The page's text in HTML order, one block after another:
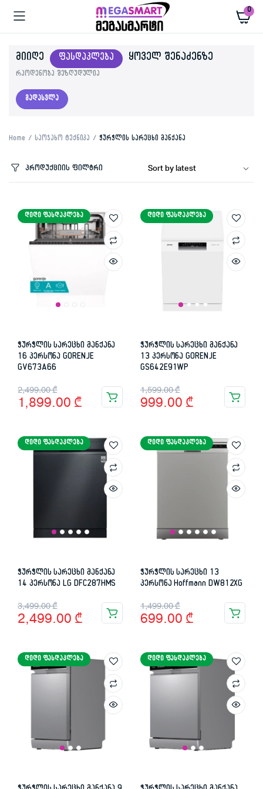
0
ᲛᲘᲘᲦᲔ ᲤᲐᲡᲓᲐᲙᲚᲔᲑᲐ ᲧᲝᲕᲔᲚ ᲨᲔᲜᲐᲫᲔᲜᲖᲔ
რაოდენობა შეზღუდულია
გადასვლა
Home საოჯახო ტექნიკა ჭურჭლის სარეცხი მანქანა
პროდუქციის ფილტრი
ᲓᲘᲓᲘ ᲤᲐᲡᲓᲐᲙᲚᲔᲑᲐ
ჭურჭლის სარეცხი მანქანა
16 პერსონა GORENJE
GV673A66
2,499.00₾
Original
price
2,499.00 ₾.
1,899.00 ₾
Current
price
1,899.00 ₾.
ᲓᲘᲓᲘ ᲤᲐᲡᲓᲐᲙᲚᲔᲑᲐ
ჭურჭლის სარეცხი მანქანა
13 პერსონა GORENJE
GS642E91WP
1,599.00₾
Original
price
1,599.00 ₾.
999.00 ₾
Current
price
999.00 ₾.
ᲓᲘᲓᲘ ᲤᲐᲡᲓᲐᲙᲚᲔᲑᲐ
ჭურჭლის სარეცხი მანქანა
14 პერსონა LG DFC287HMS
3,499.00₾
Original
price
3,499.00 ₾.
2,499.00 ₾
Current
price
2,499.00 ₾.
ᲓᲘᲓᲘ ᲤᲐᲡᲓᲐᲙᲚᲔᲑᲐ
ჭურჭლის სარეცხი 13
პერსონა Hoffmann DW812XG
1,499.00₾
Original
price
1,499.00 ₾.
699.00 ₾
Current
price
699.00 ₾.
ᲓᲘᲓᲘ ᲤᲐᲡᲓᲐᲙᲚᲔᲑᲐ ᲓᲘᲓᲘ ᲤᲐᲡᲓᲐᲙᲚᲔᲑᲐ